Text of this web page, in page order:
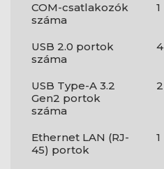
COM-csatlakozók
száma
1
USB 2.0 portok
száma
4
USB Type-A 3.2
Gen2 portok
száma
2
Ethernet LAN (RJ-
45) portok
1